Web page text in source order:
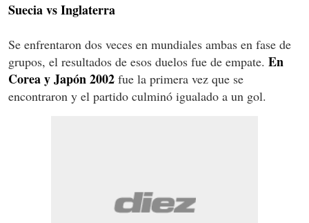
Suecia vs Inglaterra
Se enfrentaron dos veces en mundiales ambas en fase de
grupos, el resultados de esos duelos fue de empate. En
Corea y Japón 2002 fue la primera vez que se
encontraron y el partido culminó igualado a un gol.